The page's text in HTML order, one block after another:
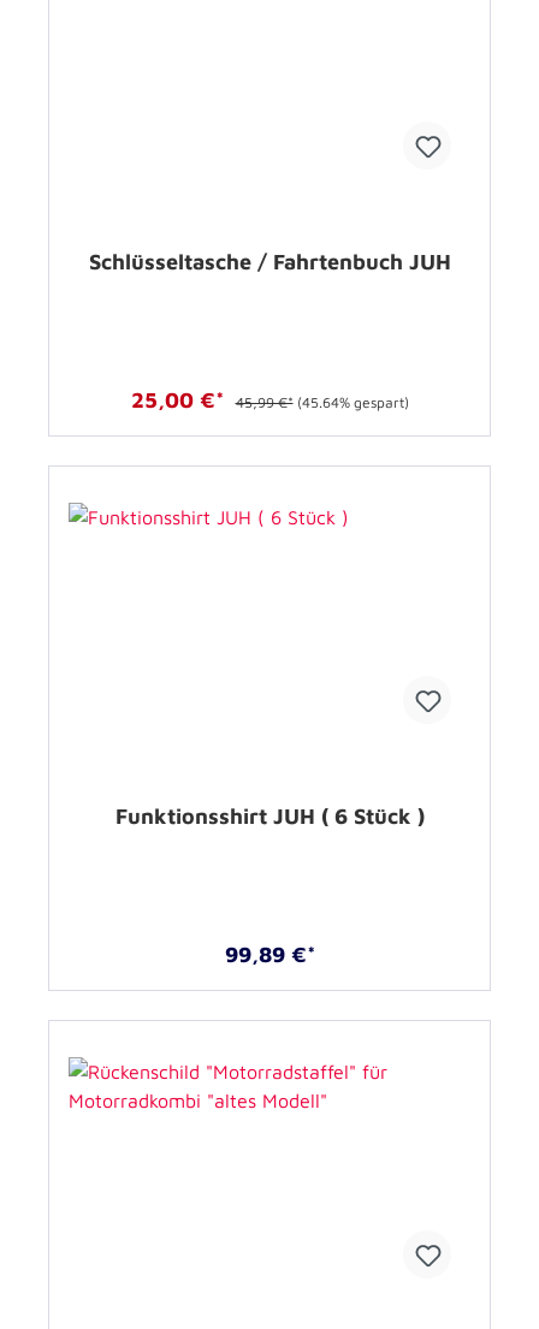
Schlüsseltasche / Fahrtenbuch JUH
25,00 €* 45,99 €* (45.64% gespart)
Funktionsshirt JUH ( 6 Stück )
99,89 €*